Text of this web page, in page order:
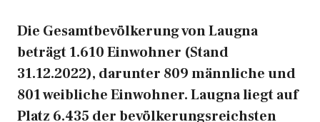
Die Gesamtbevölkerung von Laugna
beträgt 1.610 Einwohner (Stand
31.12.2022), darunter 809 männliche und
801 weibliche Einwohner. Laugna liegt auf
Platz 6.435 der bevölkerungsreichsten